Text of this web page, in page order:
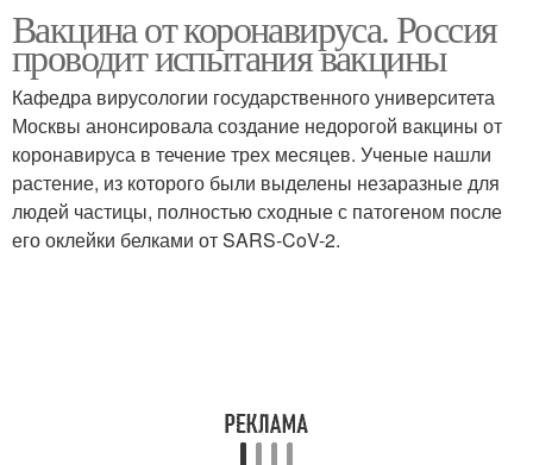
Вакцина от коронавируса. Россия
проводит испытания вакцины
Кафедра вирусологии государственного университета
Москвы анонсировала создание недорогой вакцины от
коронавируса в течение трех месяцев. Ученые нашли
растение, из которого были выделены незаразные для
людей частицы, полностью сходные с патогеном после
его оклейки белками от SARS-CoV-2.